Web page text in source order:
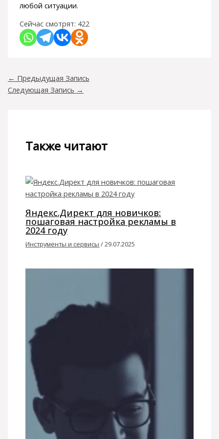
любой ситуации.
Сейчас смотрят: 422
← Предыдущая Запись
Следующая Запись →
Также читают
Яндекс.Директ для новичков:
пошаговая настройка рекламы в
2024 году
Инструменты и сервисы /29.07.2025